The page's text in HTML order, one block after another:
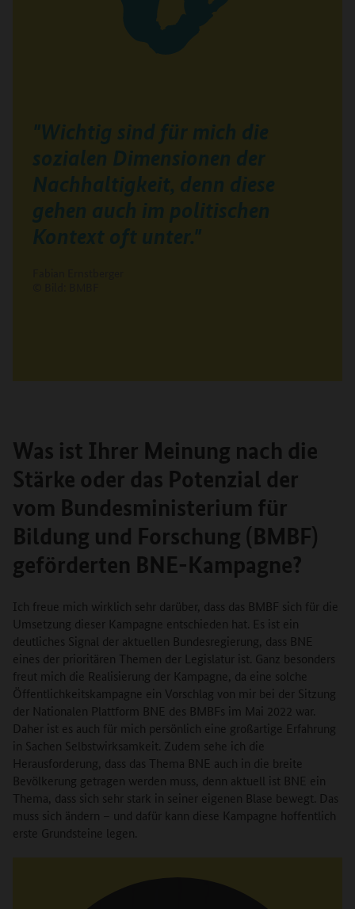
"Wichtig sind für mich die
sozialen Dimensionen der
Nachhaltigkeit, denn diese
gehen auch im politischen
Kontext oft unter."
Was ist Ihrer Meinung nach die
Stärke oder das Potenzial der
vom Bundesministerium für
Bildung und Forschung (BMBF)
geförderten BNE-Kampagne?
Ich freue mich wirklich sehr darüber, dass das BMBF sich für die
Umsetzung dieser Kampagne entschieden hat. Es ist ein
deutliches Signal der aktuellen Bundesregierung, dass BNE
eines der prioritären Themen der Legislatur ist. Ganz besonders
freut mich die Realisierung der Kampagne, da eine solche
Öffentlichkeitskampagne ein Vorschlag von mir bei der Sitzung
der Nationalen Plattform BNE des BMBFs im Mai 2022 war.
Daher ist es auch für mich persönlich eine großartige Erfahrung
in Sachen Selbstwirksamkeit. Zudem sehe ich die
Herausforderung, dass das Thema BNE auch in die breite
Bevölkerung getragen werden muss, denn aktuell ist BNE ein
Thema, dass sich sehr stark in seiner eigenen Blase bewegt. Das
muss sich ändern – und dafür kann diese Kampagne hoffentlich
erste Grundsteine legen.